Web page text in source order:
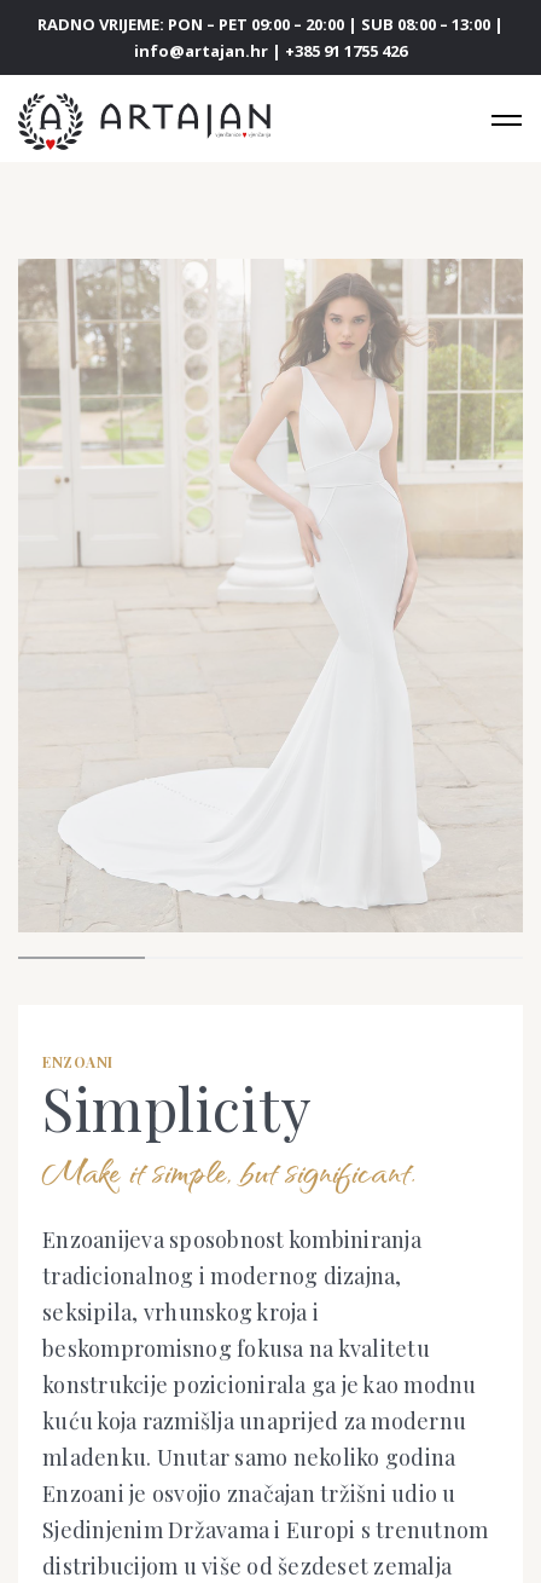
RADNO VRIJEME: PON – PET 09:00 – 20:00 | SUB 08:00 – 13:00 |
info@artajan.hr | +385 91 1755 426
Simplicity
Make it simple, but significant.
Enzoanijeva sposobnost kombiniranja
tradicionalnog i modernog dizajna,
seksipila, vrhunskog kroja i
beskompromisnog fokusa na kvalitetu
konstrukcije pozicionirala ga je kao modnu
kuću koja razmišlja unaprijed za modernu
mladenku. Unutar samo nekoliko godina
Enzoani je osvojio značajan tržišni udio u
Sjedinjenim Državama i Europi s trenutnom
distribucijom u više od šezdeset zemalja
ENZOANI